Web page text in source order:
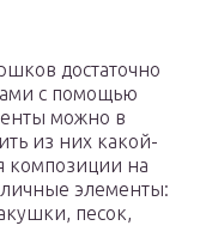
достаточно
с помощью
можно в
из них какой-
композиции на
элементы:
песок,